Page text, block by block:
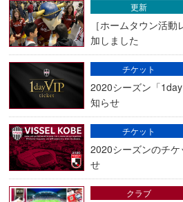
［ホームタウン活
加しました
更新
2020シーズン「
知らせ
チケット
2020シーズンのチ
せ
チケット
クラブ